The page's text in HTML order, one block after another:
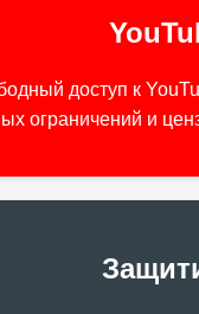
доступ к
ограничений и